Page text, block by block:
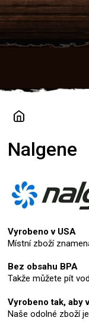
Přejít
na
obsah
Nalgene
Vyrobeno v USA
Místní zboží
Bez obsahu BPA
Takže můžete pít
Vyrobeno tak, aby
Naše odolné zboží